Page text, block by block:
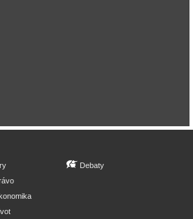
Debaty